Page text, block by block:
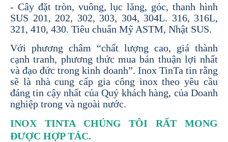
- Cây đặt tròn, vuông, lục lăng, góc, thanh hình
SUS 201, 202, 302, 303, 304, 304L. 316, 316L,
321, 410, 430. Tiêu chuẩn Mỹ ASTM, Nhật SUS.
Với phương châm “chất lượng cao, giá thành
cạnh tranh, phương thức mua bán thuận lợi nhất
và đạo đức trong kinh doanh”. Inox TinTa tin rằng
sẽ là nhà cung cấp gia công inox theo yêu cầu
đáng tin cậy nhất của Quý khách hàng, của Doanh
nghiệp trong và ngoài nước.
INOX TINTA CHÚNG TÔI RẤT MONG
ĐƯỢC HỢP TÁC.